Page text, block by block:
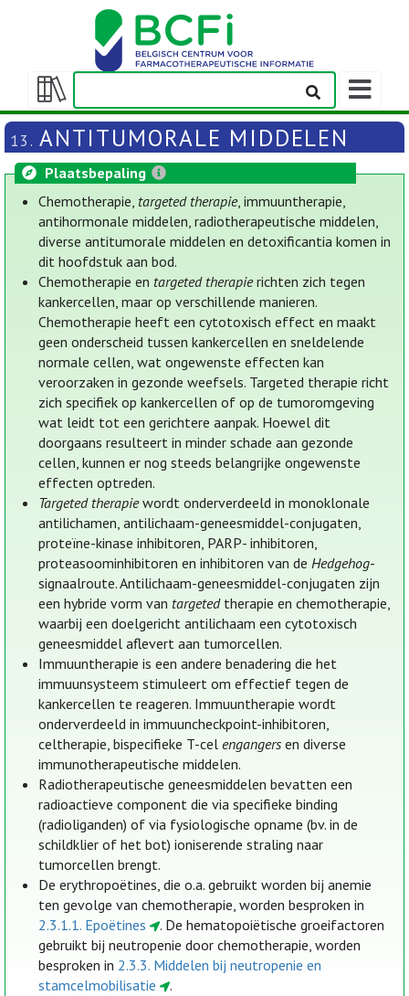
Weergeven/verbergen
inhoudstafel
13. ANTITUMORALE MIDDELEN
Plaatsbepaling
Chemotherapie, targeted therapie, immuuntherapie,
antihormonale middelen, radiotherapeutische middelen,
diverse antitumorale middelen en detoxificantia komen in
dit hoofdstuk aan bod.
Chemotherapie en targeted therapierichten zich tegen
kankercellen, maar op verschillende manieren.
Chemotherapie heeft een cytotoxisch effect en maakt
geen onderscheid tussen kankercellen en sneldelende
normale cellen, wat ongewenste effecten kan
veroorzaken in gezonde weefsels. Targeted therapie richt
zich specifiek op kankercellen of op de tumoromgeving
wat leidt tot een gerichtere aanpak. Hoewel dit
doorgaans resulteert in minder schade aan gezonde
cellen, kunnen er nog steeds belangrijke ongewenste
effecten optreden.
Targeted therapiewordt onderverdeeld in monoklonale
antilichamen, antilichaam-geneesmiddel-conjugaten,
proteïne-kinase inhibitoren, PARP- inhibitoren,
proteasoominhibitoren en inhibitoren van deHedgehog-
signaalroute. Antilichaam-geneesmiddel-conjugaten zijn
een hybride vorm van targetedtherapie en chemotherapie,
waarbij een doelgericht antilichaam een cytotoxisch
geneesmiddel aflevert aan tumorcellen.
Immuuntherapie is een andere benadering die het
immuunsysteem stimuleert om effectief tegen de
kankercellen te reageren. Immuuntherapie wordt
onderverdeeld in immuuncheckpoint-inhibitoren,
celtherapie, bispecifieke T-celengangers en diverse
immunotherapeutische middelen.
Radiotherapeutische geneesmiddelen bevatten een
radioactieve component die via specifieke binding
(radioliganden) of via fysiologische opname (bv. in de
schildklier of het bot) ioniserende straling naar
tumorcellen brengt.
De erythropoëtines, die o.a. gebruikt worden bij anemie
ten gevolge van chemotherapie, worden besproken in
2.3.1.1. Epoëtines
. De hematopoiëtische groeifactoren
gebruikt bij neutropenie door chemotherapie, worden
besproken in 2.3.3. Middelen bij neutropenie en
stamcelmobilisatie
.